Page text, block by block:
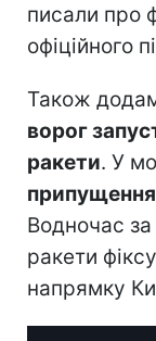
писали про
офіційного
Також
ворог
ракети. У
Водночас
ракети
напрямку